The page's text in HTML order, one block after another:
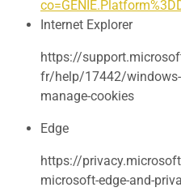
Internet Explorer
https://
fr/help/17442/windows-
manage-cookies
Edge
https://
microsoft-edge-and-